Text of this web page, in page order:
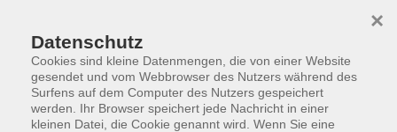
Skip to main content
Datenschutz
Cookies sind kleine Datenmengen, die von einer Website
gesendet und vom Webbrowser des Nutzers während des
Surfens auf dem Computer des Nutzers gespeichert
werden. Ihr Browser speichert jede Nachricht in einer
kleinen Datei, die Cookie genannt wird. Wenn Sie eine
×